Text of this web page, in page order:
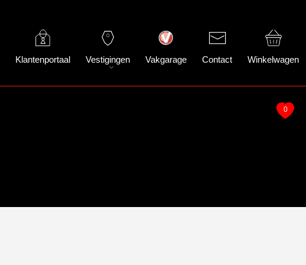
Klantenportaal Vestigingen Vakgarage Contact Winkelwagen
0